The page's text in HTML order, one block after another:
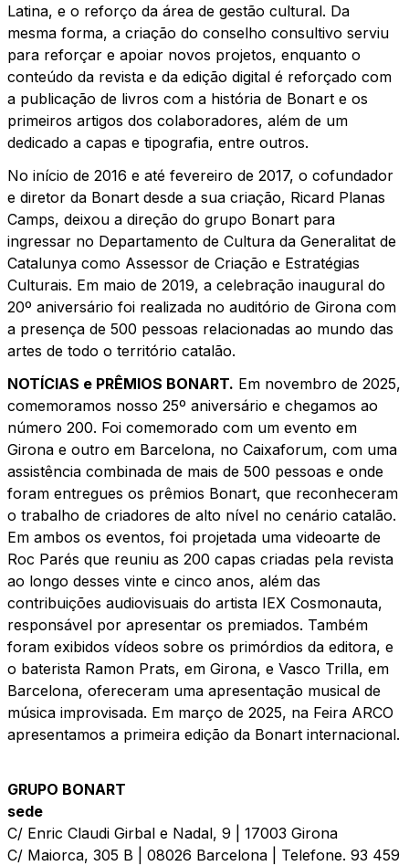
Latina, e o reforço da área de gestão cultural. Da
mesma forma, a criação do conselho consultivo serviu
para reforçar e apoiar novos projetos, enquanto o
conteúdo da revista e da edição digital é reforçado com
a publicação de livros com a história de Bonart e os
primeiros artigos dos colaboradores, além de um
dedicado a capas e tipografia, entre outros.
No início de 2016 e até fevereiro de 2017, o cofundador
e diretor da Bonart desde a sua criação, Ricard Planas
Camps, deixou a direção do grupo Bonart para
ingressar no Departamento de Cultura da Generalitat de
Catalunya como Assessor de Criação e Estratégias
Culturais. Em maio de 2019, a celebração inaugural do
20º aniversário foi realizada no auditório de Girona com
a presença de 500 pessoas relacionadas ao mundo das
artes de todo o território catalão.
NOTÍCIAS e PRÊMIOS BONART. Em novembro de 2025,
comemoramos nosso 25º aniversário e chegamos ao
número 200. Foi comemorado com um evento em
Girona e outro em Barcelona, no Caixaforum, com uma
assistência combinada de mais de 500 pessoas e onde
foram entregues os prêmios Bonart, que reconheceram
o trabalho de criadores de alto nível no cenário catalão.
Em ambos os eventos, foi projetada uma videoarte de
Roc Parés que reuniu as 200 capas criadas pela revista
ao longo desses vinte e cinco anos, além das
contribuições audiovisuais do artista IEX Cosmonauta,
responsável por apresentar os premiados. Também
foram exibidos vídeos sobre os primórdios da editora, e
o baterista Ramon Prats, em Girona, e Vasco Trilla, em
Barcelona, ofereceram uma apresentação musical de
música improvisada. Em março de 2025, na Feira ARCO
apresentamos a primeira edição da Bonart internacional.
GRUPO BONART
sede
C/ Enric Claudi Girbal e Nadal, 9 | 17003 Girona
C/ Maiorca, 305 B | 08026 Barcelona | Telefone. 93 459